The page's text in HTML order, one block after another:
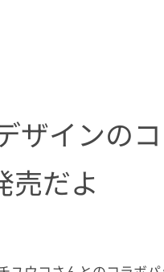
ザインの
売だよ